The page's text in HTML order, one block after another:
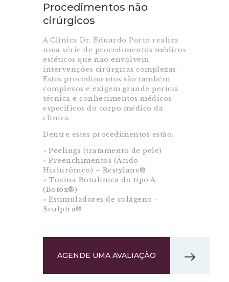
Procedimentos não
cirúrgicos
A Clínica Dr. Eduardo Porto realiza
uma série de procedimentos médicos
estéticos que não envolvem
intervenções cirúrgicas complexas.
Estes procedimentos são também
complexos e exigem grande perícia
técnica e conhecimentos médicos
específicos do corpo médico da
clínica.
Dentre estes procedimentos estão:
» Peelings (tratamento de pele)
» Preenchimentos (Ácido
Hialurônico) – Restylane®
» Toxina Botulinica do tipo A
(Botox®)
» Estimuladores de colágeno –
Sculptra®
AGENDE UMA AVALIAÇÃO